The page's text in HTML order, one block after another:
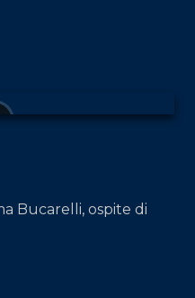
Bucarelli, ospite di